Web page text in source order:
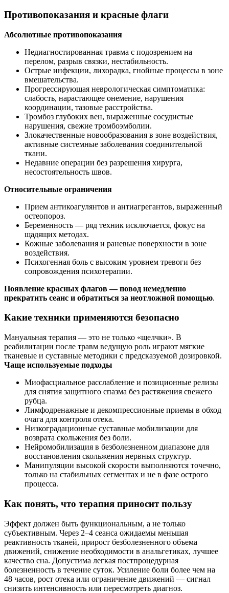
Противопоказания и красные флаги
Абсолютные противопоказания
Недиагностированная травма с подозрением на
перелом, разрыв связки, нестабильность.
Острые инфекции, лихорадка, гнойные процессы в зоне
вмешательства.
Прогрессирующая неврологическая симптоматика:
слабость, нарастающее онемение, нарушения
координации, тазовые расстройства.
Тромбоз глубоких вен, выраженные сосудистые
нарушения, свежие тромбоэмболии.
Злокачественные новообразования в зоне воздействия,
активные системные заболевания соединительной
ткани.
Недавние операции без разрешения хирурга,
несостоятельность швов.
Относительные ограничения
Прием антикоагулянтов и антиагрегантов, выраженный
остеопороз.
Беременность — ряд техник исключается, фокус на
щадящих методах.
Кожные заболевания и раневые поверхности в зоне
воздействия.
Психогенная боль с высоким уровнем тревоги без
сопровождения психотерапии.
Появление красных флагов — повод немедленно
прекратить сеанс и обратиться за неотложной помощью.
Какие техники применяются безопасно
Мануальная терапия — это не только «щелчки». В
реабилитации после травм ведущую роль играют мягкие
тканевые и суставные методики с предсказуемой дозировкой.
Чаще используемые подходы
Миофасциальное расслабление и позиционные релизы
для снятия защитного спазма без растяжения свежего
рубца.
Лимфодренажные и декомпрессионные приемы в обход
очага для контроля отека.
Низкоградационные суставные мобилизации для
возврата скольжения без боли.
Нейромобилизация в безболезненном диапазоне для
восстановления скольжения нервных структур.
Манипуляции высокой скорости выполняются точечно,
только на стабильных сегментах и не в фазе острого
процесса.
Как понять, что терапия приносит пользу
Эффект должен быть функциональным, а не только
субъективным. Через 2–4 сеанса ожидаемы меньшая
реактивность тканей, прирост безболезненного объема
движений, снижение необходимости в анальгетиках, лучшее
качество сна. Допустима легкая постпроцедурная
болезненность в течение суток. Усиление боли более чем на
48 часов, рост отека или ограничение движений — сигнал
снизить интенсивность или пересмотреть диагноз.